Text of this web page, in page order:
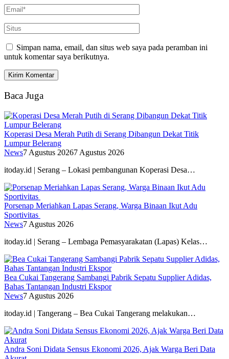
Simpan nama, email, dan situs web saya pada peramban ini
untuk komentar saya berikutnya.
Baca Juga
Koperasi Desa Merah Putih di Serang Dibangun Dekat Titik
Lumpur Belerang
News7 Agustus 20267 Agustus 2026
itoday.id | Serang – Lokasi pembangunan Koperasi Desa…
Porsenap Meriahkan Lapas Serang, Warga Binaan Ikut Adu
Sportivitas
News7 Agustus 2026
itoday.id | Serang – Lembaga Pemasyarakatan (Lapas) Kelas…
Bea Cukai Tangerang Sambangi Pabrik Sepatu Supplier Adidas,
Bahas Tantangan Industri Ekspor
News7 Agustus 2026
itoday.id | Tangerang – Bea Cukai Tangerang melakukan…
Andra Soni Didata Sensus Ekonomi 2026, Ajak Warga Beri Data